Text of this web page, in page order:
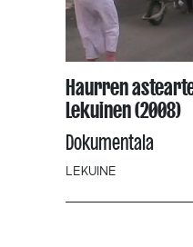
Haurren
Lekuinen (2008)
Dokumentala
LEKUINE